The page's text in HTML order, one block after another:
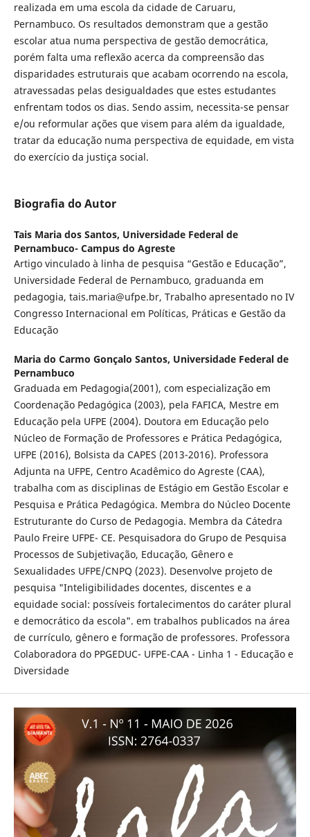
realizada em uma escola da cidade de Caruaru,
Pernambuco. Os resultados demonstram que a gestão
escolar atua numa perspectiva de gestão democrática,
porém falta uma reflexão acerca da compreensão das
disparidades estruturais que acabam ocorrendo na escola,
atravessadas pelas desigualdades que estes estudantes
enfrentam todos os dias. Sendo assim, necessita-se pensar
e/ou reformular ações que visem para além da igualdade,
tratar da educação numa perspectiva de equidade, em vista
do exercício da justiça social.
Biografia do Autor
Tais Maria dos Santos, Universidade Federal de
Pernambuco- Campus do Agreste
Artigo vinculado à linha de pesquisa “Gestão e Educação”,
Universidade Federal de Pernambuco, graduanda em
pedagogia, tais.maria@ufpe.br, Trabalho apresentado no IV
Congresso Internacional em Políticas, Práticas e Gestão da
Educação
Maria do Carmo Gonçalo Santos, Universidade Federal de
Pernambuco
Graduada em Pedagogia(2001), com especialização em
Coordenação Pedagógica (2003), pela FAFICA, Mestre em
Educação pela UFPE (2004). Doutora em Educação pelo
Núcleo de Formação de Professores e Prática Pedagógica,
UFPE (2016), Bolsista da CAPES (2013-2016). Professora
Adjunta na UFPE, Centro Acadêmico do Agreste (CAA),
trabalha com as disciplinas de Estágio em Gestão Escolar e
Pesquisa e Prática Pedagógica. Membra do Núcleo Docente
Estruturante do Curso de Pedagogia. Membra da Cátedra
Paulo Freire UFPE- CE. Pesquisadora do Grupo de Pesquisa
Processos de Subjetivação, Educação, Gênero e
Sexualidades UFPE/CNPQ (2023). Desenvolve projeto de
pesquisa "Inteligibilidades docentes, discentes e a
equidade social: possíveis fortalecimentos do caráter plural
e democrático da escola". em trabalhos publicados na área
de currículo, gênero e formação de professores. Professora
Colaboradora do PPGEDUC- UFPE-CAA - Linha 1 - Educação e
Diversidade